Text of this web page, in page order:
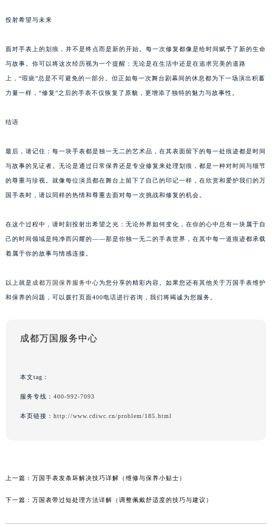
投射希望与未来
面对手表上的划痕，并不是终点而是新的开始。每一次修复都像是给时间赋予了新的生命
与故事。你可以将这次经历视为一个提醒：无论是在生活中还是在追求完美的道路
上，“瑕疵”总是不可避免的一部分。但正如每一次舞台剧幕间的休息都为下一场演出积蓄
力量一样，“修复”之后的手表不仅恢复了原貌，更增添了独特的魅力与故事性。
结语
最后，请记住：每一块手表都是独一无二的艺术品，在其表面留下的每一处痕迹都是时间
与故事的见证者。无论是通过日常保养还是专业修复来处理划痕，都是一种对时间与细节
的尊重与珍视。就像每位演员都在舞台上留下了自己的印记一样，在欣赏和爱护我们的万
国手表时，请以同样的热情和尊重去面对每一次挑战和修复的机会。
在这个过程中，请时刻投射出希望之光：无论外界如何变化，在你的心中总有一块属于自
己的时间领域是纯净而闪耀的——那是你独一无二的手表世界，在其中每一道痕迹都承载
着属于你的故事与情感连接。
以上就是 成都万国保养服务中心为您分享的精彩内容。如果您还有其他关于万国手表维护
和保养的问题，可以拨打页面400电话进行咨询，我们将竭诚为您服务。
成都万国服务中心
本文tag：
服务专线： 400-992-7093
本页链接： http://www.cdiwc.cn/problem/185.html
上一篇： 万国手表发条坏解决技巧详解（维修与保养小贴士）
下一篇： 万国表带过短处理方法详解（调整佩戴舒适度的技巧与建议）